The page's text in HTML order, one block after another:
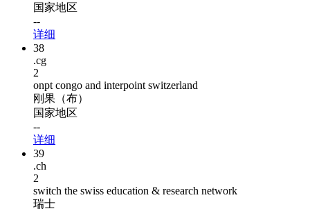
国家地区
--
详细
38
.cg
2
onpt congo and interpoint switzerland
刚果（布）
国家地区
--
详细
39
.ch
2
switch the swiss education & research network
瑞士